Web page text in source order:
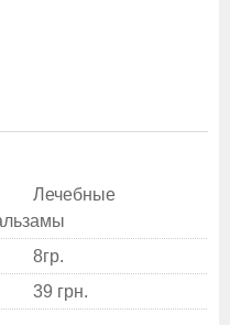
Лечебные
8гр.
39 грн.